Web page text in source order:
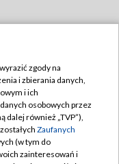
zgody na
i zbierania danych,
i ich
osobowych przez
dalej również „TVP”),
Zaufanych
(w tym do
zainteresowań i